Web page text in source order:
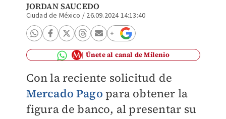
JORDAN SAUCEDO
Ciudad de México / 26.09.2024 14:13:40
Únete al canal de Milenio
Con la reciente solicitud de
Mercado Pago para obtener la
figura de banco, al presentar su